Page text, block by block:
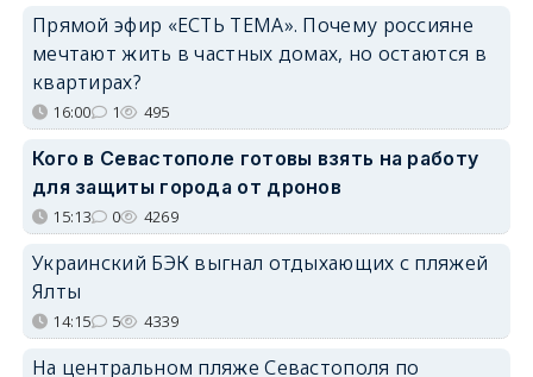
Прямой эфир «ЕСТЬ ТЕМА». Почему россияне
мечтают жить в частных домах, но остаются в
квартирах?
16:00 1 495
Кого в Севастополе готовы взять на работу
для защиты города от дронов
15:13 0 4269
Украинский БЭК выгнал отдыхающих с пляжей
Ялты
14:15 5 4339
На центральном пляже Севастополя по